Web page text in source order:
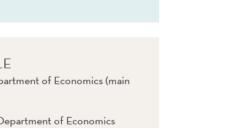
of Economics (main
of Economics